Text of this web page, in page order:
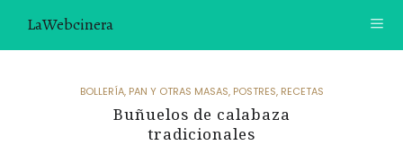
LaWebcinera
VIDEORECETAS
BOLLERÍA, PAN Y OTRAS MASAS, POSTRES, RECETAS
Buñuelos de calabaza
tradicionales